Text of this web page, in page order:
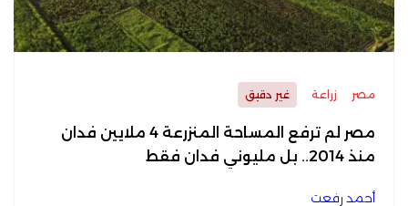
مصر زراعة غير دقيق
مصر لم ترفع المساحة المنزرعة 4 ملايين فدان
منذ 2014.. بل مليوني فدان فقط
أحمد رفعت